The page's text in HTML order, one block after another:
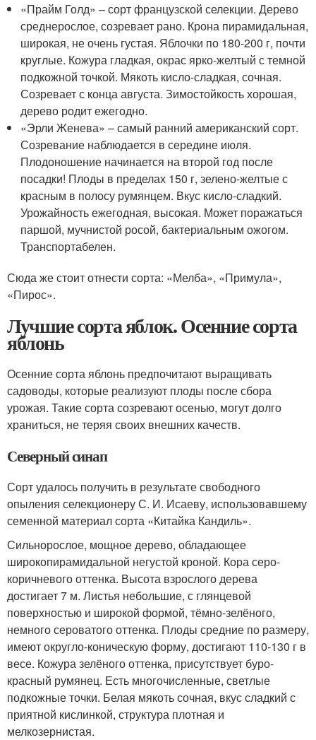
«Прайм Голд» – сорт французской селекции. Дерево
среднерослое, созревает рано. Крона пирамидальная,
широкая, не очень густая. Яблочки по 180-200 г, почти
круглые. Кожура гладкая, окрас ярко-желтый с темной
подкожной точкой. Мякоть кисло-сладкая, сочная.
Созревает с конца августа. Зимостойкость хорошая,
дерево родит ежегодно.
«Эрли Женева» – самый ранний американский сорт.
Созревание наблюдается в середине июля.
Плодоношение начинается на второй год после
посадки! Плоды в пределах 150 г, зелено-желтые с
красным в полосу румянцем. Вкус кисло-сладкий.
Урожайность ежегодная, высокая. Может поражаться
паршой, мучнистой росой, бактериальным ожогом.
Транспортабелен.
Сюда же стоит отнести сорта: «Мелба», «Примула»,
«Пирос».
Лучшие сорта яблок. Осенние сорта
яблонь
Осенние сорта яблонь предпочитают выращивать
садоводы, которые реализуют плоды после сбора
урожая. Такие сорта созревают осенью, могут долго
храниться, не теряя своих внешних качеств.
Северный синап
Сорт удалось получить в результате свободного
опыления селекционеру С. И. Исаеву, использовавшему
семенной материал сорта «Китайка Кандиль».
Сильнорослое, мощное дерево, обладающее
широкопирамидальной негустой кроной. Кора серо-
коричневого оттенка. Высота взрослого дерева
достигает 7 м. Листья небольшие, с глянцевой
поверхностью и широкой формой, тёмно-зелёного,
немного сероватого оттенка. Плоды средние по размеру,
имеют округло-коническую форму, достигают 110-130 г в
весе. Кожура зелёного оттенка, присутствует буро-
красный румянец. Есть многочисленные, светлые
подкожные точки. Белая мякоть сочная, вкус сладкий с
приятной кислинкой, структура плотная и
мелкозернистая.